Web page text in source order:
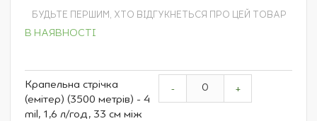
БУДЬТЕ ПЕРШИМ, ХТО ВІДГУКНЕТЬСЯ ПРО ЦЕЙ ТОВАР
В НАЯВНОСТІ
product
items
Крапельна стрічка
(емітер) (3500 метрів) - 4
mil, 1,6 л/год, 33 см між
- +